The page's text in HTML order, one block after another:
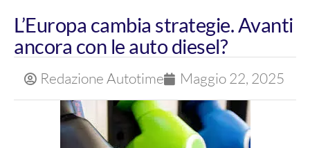
L’Europa cambia strategie. Avanti
ancora con le auto diesel?
Redazione Autotime Maggio 22, 2025